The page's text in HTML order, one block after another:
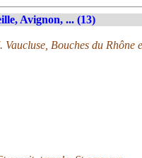
Avignon, ... (13)
Bouches du Rhône